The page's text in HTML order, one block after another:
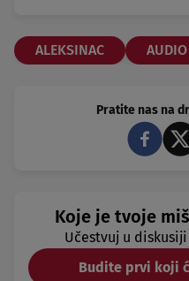
ALEKSINAC
Pratite nas na
Koje je tvoje
Učestvuj u
Budite prvi koji